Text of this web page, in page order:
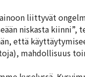
liittyvät
niskasta kiinni”,
että
mahdollisuus